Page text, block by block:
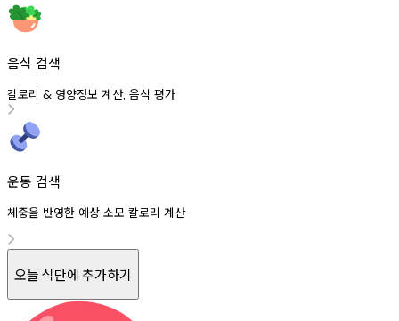
음식 검색
칼로리 & 영양정보 계산, 음식 평가
운동 검색
체중을 반영한 예상 소모 칼로리 계산
오늘 식단에 추가하기